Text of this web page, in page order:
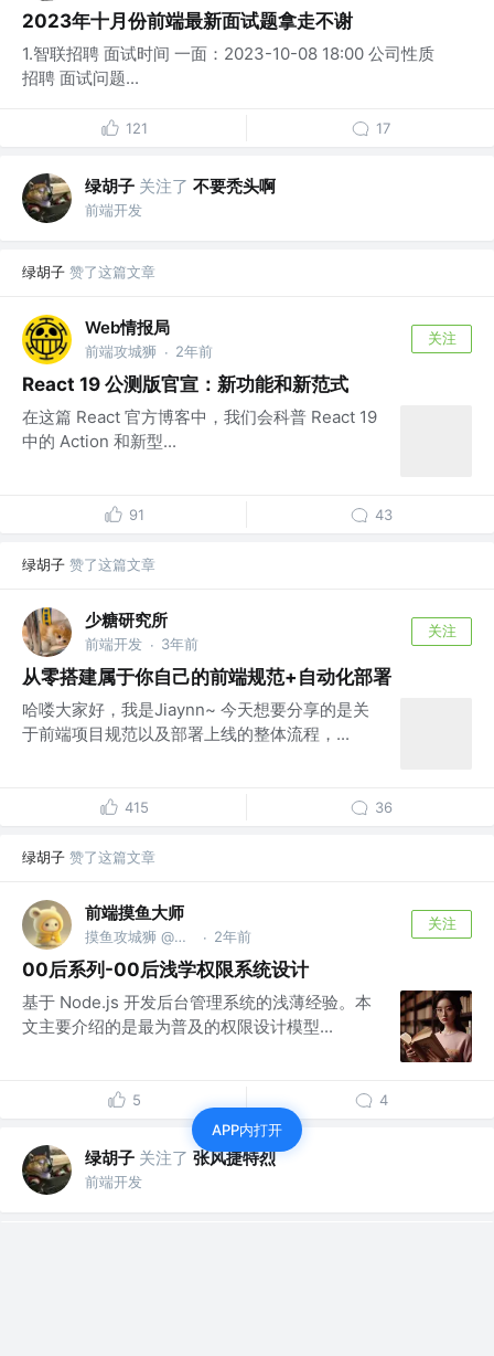
2023年十月份前端最新面试题拿走不谢
1.智联招聘 面试时间 一面：2023-10-08 18:00 公司性质
招聘 面试问题...
121 17
绿胡子 关注了 不要秃头啊
前端开发
绿胡子 赞了这篇文章
Web情报局
前端攻城狮 · 2年前
关注
React 19 公测版官宣：新功能和新范式
在这篇 React 官方博客中，我们会科普 React 19
中的 Action 和新型...
91 43
绿胡子 赞了这篇文章
少糖研究所
前端开发 · 3年前
关注
从零搭建属于你自己的前端规范+自动化部署
哈喽大家好，我是Jiaynn~ 今天想要分享的是关
于前端项目规范以及部署上线的整体流程，...
415 36
绿胡子 赞了这篇文章
前端摸鱼大师
摸鱼攻城狮 @知名老厂->美企小厂 · 2年前
关注
00后系列-00后浅学权限系统设计
基于 Node.js 开发后台管理系统的浅薄经验。本
文主要介绍的是最为普及的权限设计模型...
5 4
绿胡子 关注了 张风捷特烈
前端开发
APP内打开